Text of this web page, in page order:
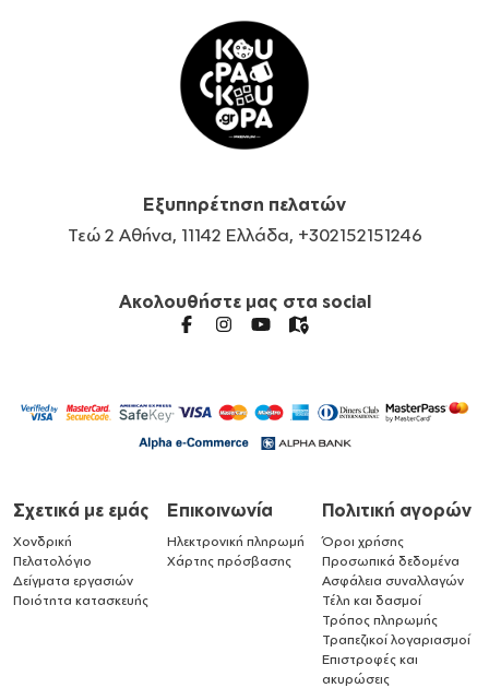
Εξυπηρέτηση πελατών
Τεώ 2 Αθήνα, 11142 Ελλάδα, +302152151246
Ακολουθήστε μας στα social
Σχετικά με εμάς
Χονδρική
Πελατολόγιο
Δείγματα εργασιών
Ποιότητα κατασκευής
Επικοινωνία
Ηλεκτρονική πληρωμή
Χάρτης πρόσβασης
Πολιτική αγορών
Όροι χρήσης
Προσωπικά δεδομένα
Ασφάλεια συναλλαγών
Τέλη και δασμοί
Τρόπος πληρωμής
Τραπεζικοί λογαριασμοί
Επιστροφές και
ακυρώσεις